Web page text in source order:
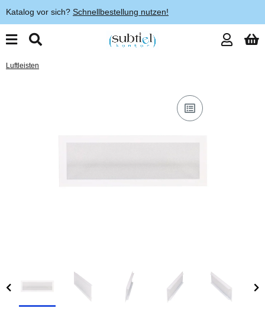
Katalog vor sich? Schnellbestellung nutzen!
Luftleisten